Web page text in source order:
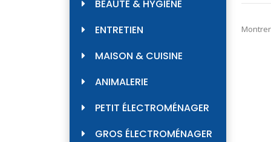
BEAUTÉ & HYGIÈNE
ENTRETIEN
MAISON & CUISINE
ANIMALERIE
PETIT ÉLECTROMÉNAGER
GROS ÉLECTROMÉNAGER